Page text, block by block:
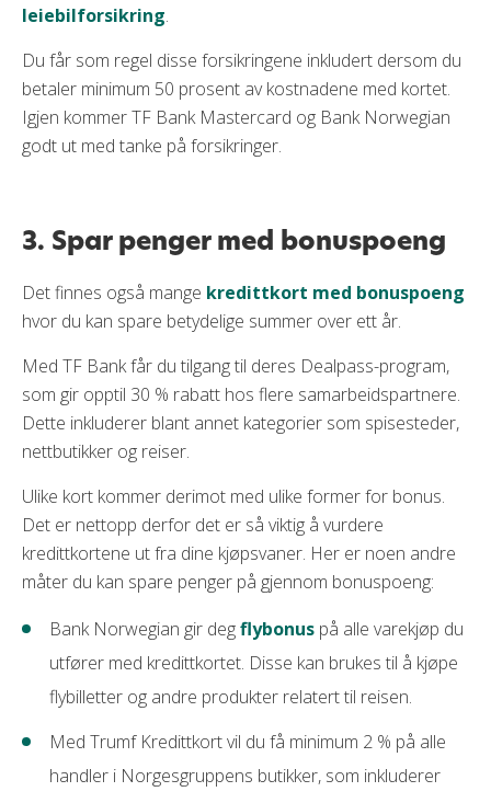
leiebilforsikring.
Du får som regel disse forsikringene inkludert dersom du
betaler minimum 50 prosent av kostnadene med kortet.
Igjen kommer TF Bank Mastercard og Bank Norwegian
godt ut med tanke på forsikringer.
3. Spar penger med bonuspoeng
Det finnes også mange kredittkort med bonuspoeng
hvor du kan spare betydelige summer over ett år.
Med TF Bank får du tilgang til deres Dealpass-program,
som gir opptil 30 % rabatt hos flere samarbeidspartnere.
Dette inkluderer blant annet kategorier som spisesteder,
nettbutikker og reiser.
Ulike kort kommer derimot med ulike former for bonus.
Det er nettopp derfor det er så viktig å vurdere
kredittkortene ut fra dine kjøpsvaner. Her er noen andre
måter du kan spare penger på gjennom bonuspoeng:
Bank Norwegian gir degflybonus på alle varekjøp du
utfører med kredittkortet. Disse kan brukes til å kjøpe
flybilletter og andre produkter relatert til reisen.
Med Trumf Kredittkort vil du få minimum 2 % på alle
handler i Norgesgruppens butikker, som inkluderer